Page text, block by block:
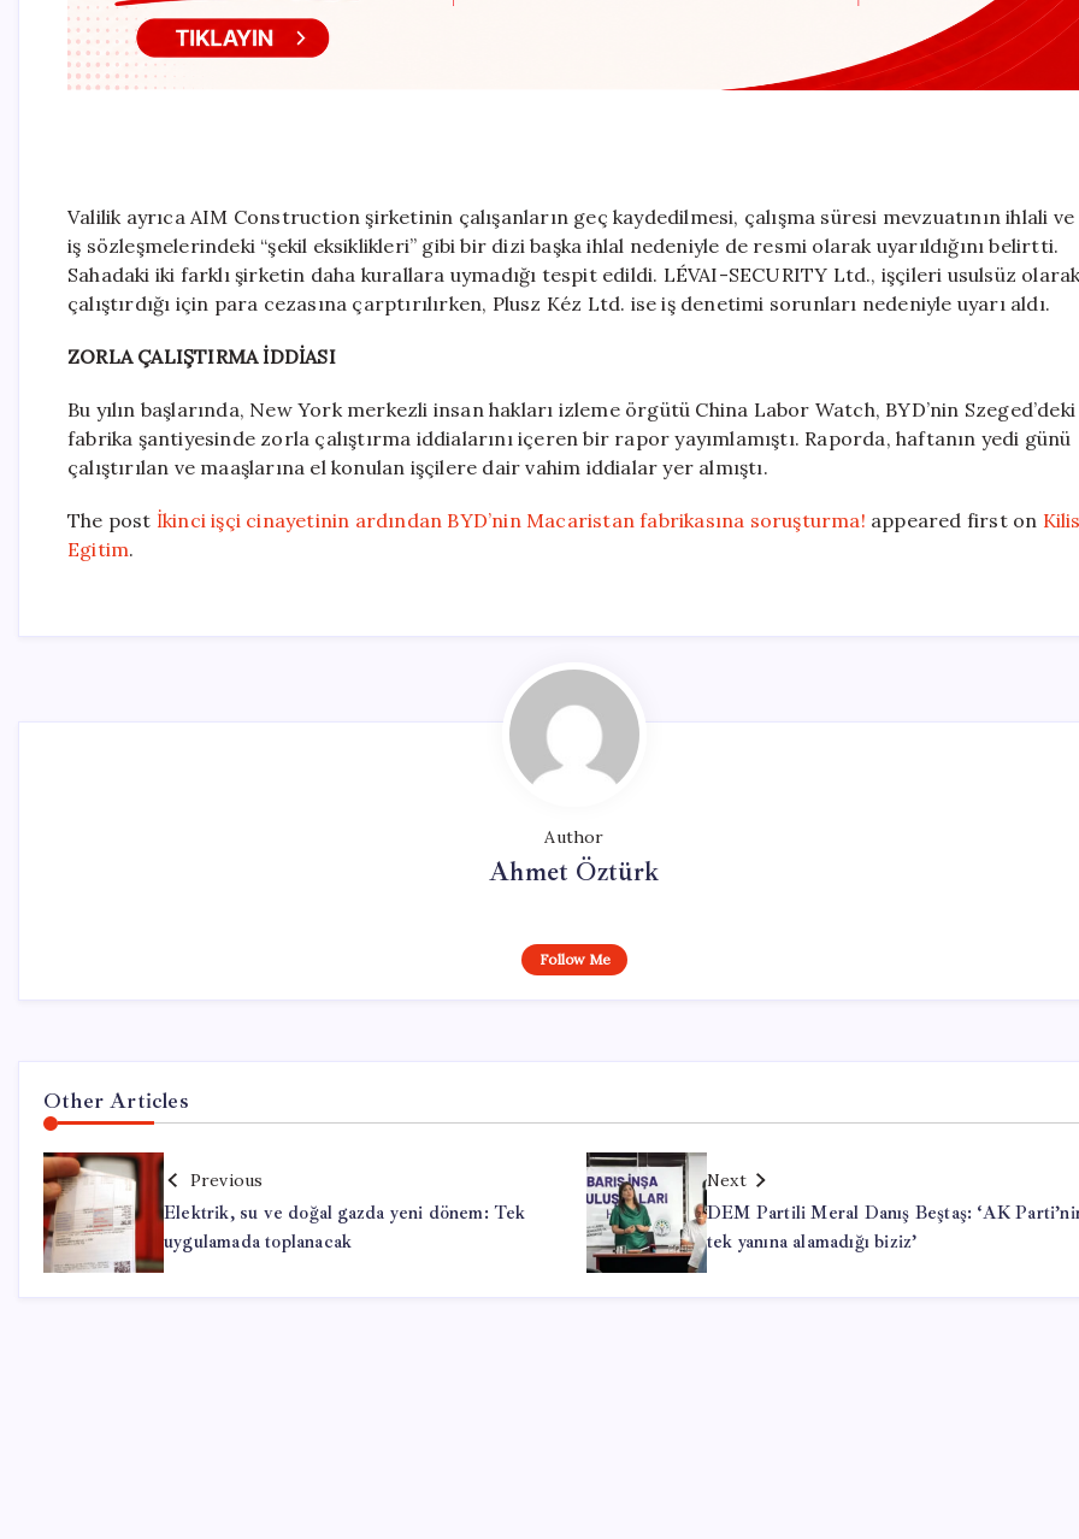
Valilik ayrıca AIM Construction şirketinin çalışanların geç kaydedilmesi, çalışma süresi mevzuatının ihlali ve
iş sözleşmelerindeki “şekil eksiklikleri” gibi bir dizi başka ihlal nedeniyle de resmi olarak uyarıldığını belirtti.
Sahadaki iki farklı şirketin daha kurallara uymadığı tespit edildi. LÉVAI-SECURITY Ltd., işçileri usulsüz
çalıştırdığı için para cezasına çarptırılırken, Plusz Kéz Ltd. ise iş denetimi sorunları nedeniyle uyarı aldı.
ZORLA ÇALIŞTIRMA İDDİASI
Bu yılın başlarında, New York merkezli insan hakları izleme örgütü China Labor Watch, BYD’nin Szeged’deki
fabrika şantiyesinde zorla çalıştırma iddialarını içeren bir rapor yayımlamıştı. Raporda, haftanın yedi günü
çalıştırılan ve maaşlarına el konulan işçilere dair vahim iddialar yer almıştı.
The post İkinci işçi cinayetinin ardından BYD’nin Macaristan fabrikasına soruşturma! appeared first on
Egitim.
Author
Ahmet Öztürk
Follow Me
Other Articles
Previous
Elektrik, su ve doğal gazda yeni dönem: Tek
uygulamada toplanacak
Next
DEM Partili Meral Danış Beştaş: ‘AK
tek yanına alamadığı biziz’